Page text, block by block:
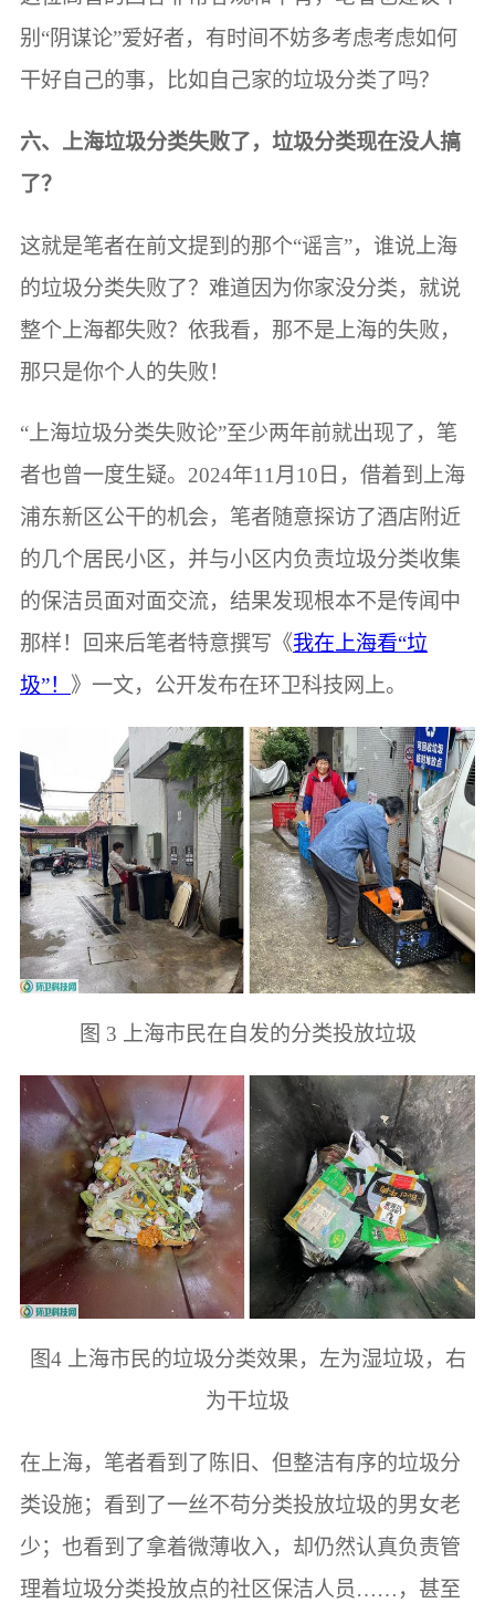
别“阴谋论”爱好者，有时间不妨多考虑考虑如何
干好自己的事，比如自己家的垃圾分类了吗？
六、上海垃圾分类失败了，垃圾分类现在没人搞
了？
这就是笔者在前文提到的那个“谣言”，谁说上海
的垃圾分类失败了？难道因为你家没分类，就说
整个上海都失败？依我看，那不是上海的失败，
那只是你个人的失败！
“上海垃圾分类失败论”至少两年前就出现了，笔
者也曾一度生疑。2024年11月10日，借着到上海
浦东新区公干的机会，笔者随意探访了酒店附近
的几个居民小区，并与小区内负责垃圾分类收集
的保洁员面对面交流，结果发现根本不是传闻中
那样！回来后笔者特意撰写《我在上海看“垃
圾”！ 》一文，公开发布在环卫科技网上。
图 3 上海市民在自发的分类投放垃圾
图4 上海市民的垃圾分类效果，左为湿垃圾，右
为干垃圾
在上海，笔者看到了陈旧、但整洁有序的垃圾分
类设施；看到了一丝不苟分类投放垃圾的男女老
少；也看到了拿着微薄收入，却仍然认真负责管
理着垃圾分类投放点的社区保洁人员……，甚至